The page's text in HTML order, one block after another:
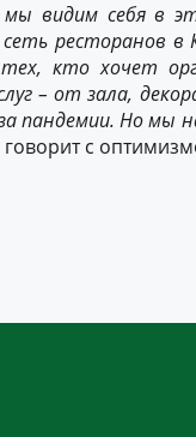
мы видим себяв
сеть ресторанов в
тех, ктохочет
– от зала,
пандемии.Но мы
говорит с